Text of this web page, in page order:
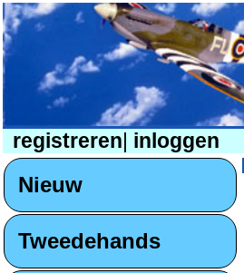
registreren inloggen
Nieuw
Tweedehands